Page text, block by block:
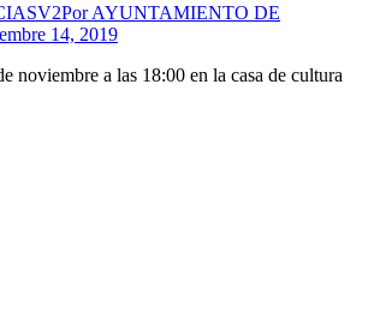
PorAYUNTAMIENTO DE
14, 2019
noviembre a las 18:00 en la casa de cultura